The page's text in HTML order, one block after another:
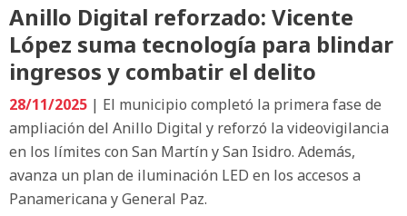
Anillo Digital reforzado: Vicente
López suma tecnología para blindar
ingresos y combatir el delito
28/11/2025 | El municipio completó la primera fase de
ampliación del Anillo Digital y reforzó la videovigilancia
en los límites con San Martín y San Isidro. Además,
avanza un plan de iluminación LED en los accesos a
Panamericana y General Paz.